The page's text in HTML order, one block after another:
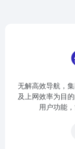
无解高效导航，
及上网效率为目
用户功能